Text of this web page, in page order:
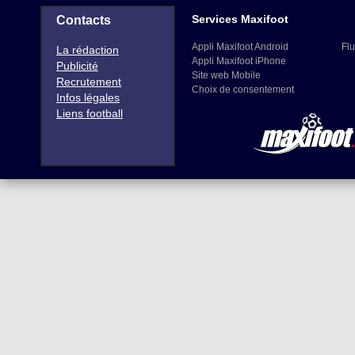
Contacts
La rédaction
Publicité
Recrutement
Infos légales
Liens football
Services Maxifoot
Appli Maxifoot Android
Appli Maxifoot iPhone
Site web Mobile
Choix de consentement